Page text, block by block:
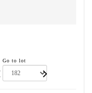
Go to lot